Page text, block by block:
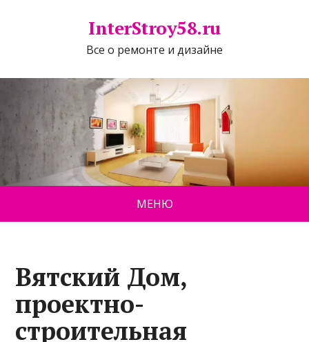
InterStroy58.ru
Все о ремонте и дизайне
МЕНЮ
Вятский Дом,
проектно-
строительная